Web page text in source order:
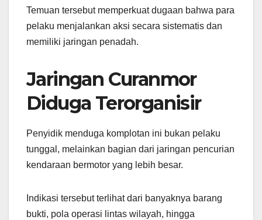
Temuan tersebut memperkuat dugaan bahwa para
pelaku menjalankan aksi secara sistematis dan
memiliki jaringan penadah.
Jaringan Curanmor
Diduga Terorganisir
Penyidik menduga komplotan ini bukan pelaku
tunggal, melainkan bagian dari jaringan pencurian
kendaraan bermotor yang lebih besar.
Indikasi tersebut terlihat dari banyaknya barang
bukti, pola operasi lintas wilayah, hingga